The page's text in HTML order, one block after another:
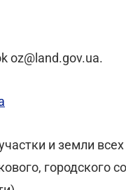
oz@land.gov.ua.
и земли всех
городского